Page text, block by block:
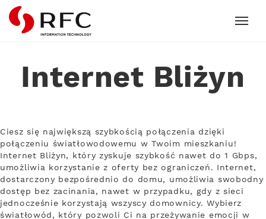
RFC
Internet Bliżyn
Ciesz się największą szybkością połączenia dzięki
połączeniu światłowodowemu w Twoim mieszkaniu!
Internet Bliżyn, który zyskuje szybkość nawet do 1 Gbps,
umożliwia korzystanie z oferty bez ograniczeń. Internet,
dostarczony bezpośrednio do domu, umożliwia swobodny
dostęp bez zacinania, nawet w przypadku, gdy z sieci
jednocześnie korzystają wszyscy domownicy. Wybierz
światłowód, który pozwoli Ci na przeżywanie emocji w